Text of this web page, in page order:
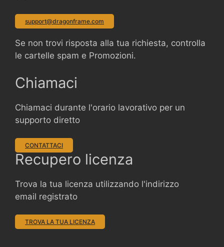
support@dragonframe.com
Se non trovi risposta alla tua richiesta, controlla
le cartelle spam e Promozioni.
Chiamaci
Chiamaci durante l'orario lavorativo per un
supporto diretto
CONTATTACI
Recupero licenza
Trova la tua licenza utilizzando l'indirizzo
email registrato
TROVA LA TUA LICENZA